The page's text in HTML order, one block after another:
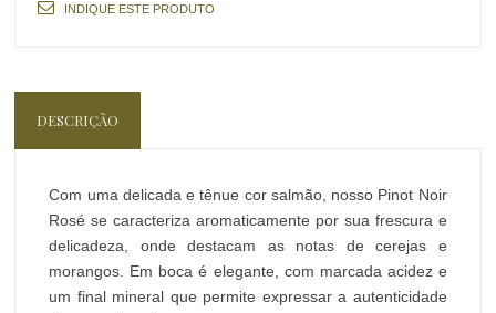
INDIQUE ESTE PRODUTO
DESCRIÇÃO
Com uma delicada e tênue cor salmão, nosso Pinot Noir
Rosé se caracteriza aromaticamente por sua frescura e
delicadeza, onde destacam as notas de cerejas e
morangos. Em boca é elegante, com marcada acidez e
um final mineral que permite expressar a autenticidade